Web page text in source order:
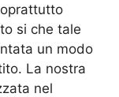
si che tale
un modo
La nostra
nel